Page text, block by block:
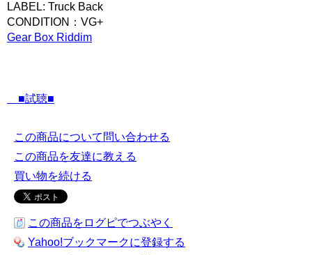
LABEL: Truck Back
CONDITION：VG+
Gear Box Riddim
■試聴■
この商品について問い合わせる
この商品を友達に教える
買い物を続ける
この商品をログピでつぶやく
Yahoo!ブックマークに登録する